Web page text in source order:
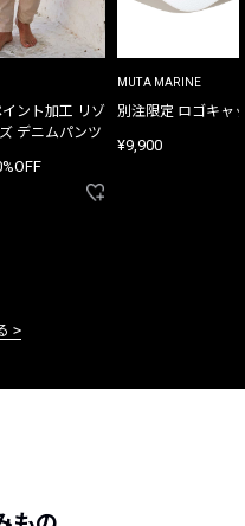
ント加工 リゾ
デニムパンツ
MUTA MARINE
別注限定 ロゴキャ
¥9,900